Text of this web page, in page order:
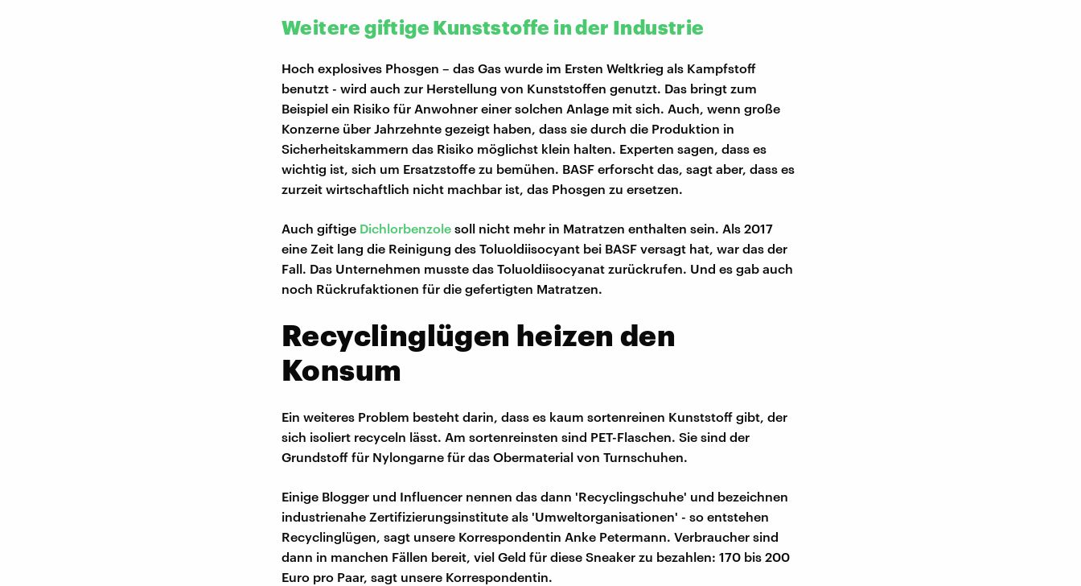
Weitere giftige Kunststoffe in der Industrie
Hoch explosives Phosgen – das Gas wurde im Ersten Weltkrieg als Kampfstoff
benutzt - wird auch zur Herstellung von Kunststoffen genutzt. Das bringt zum
Beispiel ein Risiko für Anwohner einer solchen Anlage mit sich. Auch, wenn große
Konzerne über Jahrzehnte gezeigt haben, dass sie durch die Produktion in
Sicherheitskammern das Risiko möglichst klein halten. Experten sagen, dass es
wichtig ist, sich um Ersatzstoffe zu bemühen. BASF erforscht das, sagt aber, dass es
zurzeit wirtschaftlich nicht machbar ist, das Phosgen zu ersetzen.
Auch giftige Dichlorbenzole soll nicht mehr in Matratzen enthalten sein. Als 2017
eine Zeit lang die Reinigung des Toluoldiisocyant bei BASF versagt hat, war das der
Fall. Das Unternehmen musste das Toluoldiisocyanat zurückrufen. Und es gab auch
noch Rückrufaktionen für die gefertigten Matratzen.
Recyclinglügen heizen den
Konsum
Ein weiteres Problem besteht darin, dass es kaum sortenreinen Kunststoff gibt, der
sich isoliert recyceln lässt. Am sortenreinsten sind PET-Flaschen. Sie sind der
Grundstoff für Nylongarne für das Obermaterial von Turnschuhen.
Einige Blogger und Influencer nennen das dann 'Recyclingschuhe' und bezeichnen
industrienahe Zertifizierungsinstitute als 'Umweltorganisationen' - so entstehen
Recyclinglügen, sagt unsere Korrespondentin Anke Petermann. Verbraucher sind
dann in manchen Fällen bereit, viel Geld für diese Sneaker zu bezahlen: 170 bis 200
Euro pro Paar, sagt unsere Korrespondentin.